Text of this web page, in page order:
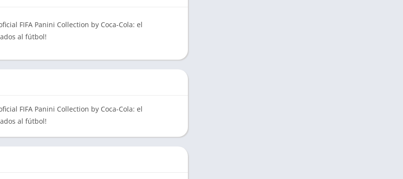
FIFA Panini Collection by Coca-Cola: el
al fútbol!
FIFA Panini Collection by Coca-Cola: el
al fútbol!